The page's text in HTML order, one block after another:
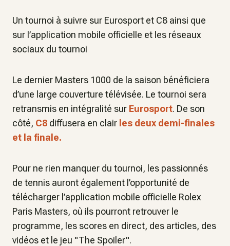
Un tournoi à suivre sur Eurosport et C8 ainsi que
sur l’application mobile officielle et les réseaux
sociaux du tournoi
Le dernier Masters 1000 de la saison bénéficiera
d’une large couverture télévisée. Le tournoi sera
retransmis en intégralité sur Eurosport. De son
côté, C8 diffusera en clair les deux demi-finales
et la finale.
Pour ne rien manquer du tournoi, les passionnés
de tennis auront également l’opportunité de
télécharger l’application mobile officielle Rolex
Paris Masters, où ils pourront retrouver le
programme, les scores en direct, des articles, des
vidéos et le jeu "The Spoiler".